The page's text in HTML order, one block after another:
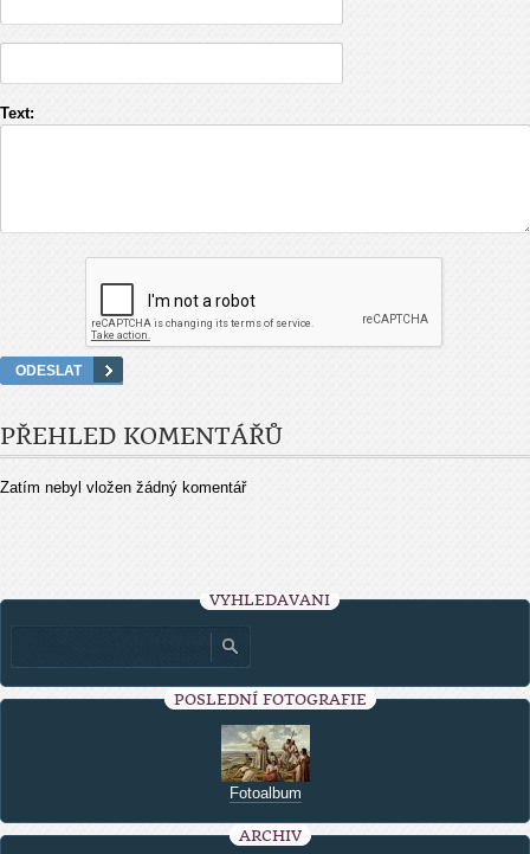
Text:
PŘEHLED KOMENTÁŘŮ
Zatím nebyl vložen žádný komentář
VYHLEDÁVÁNÍ
POSLEDNÍ FOTOGRAFIE
Fotoalbum
ARCHIV